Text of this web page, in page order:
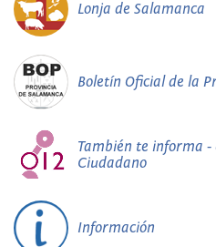
Lonja de Salamanca
Boletín Oficial de la
También te informa -
Ciudadano
Información